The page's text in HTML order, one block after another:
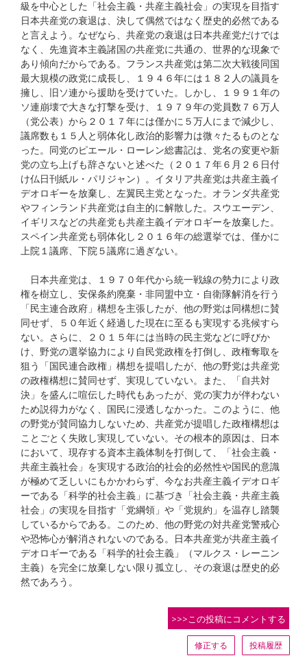
級を中心とした「社会主義・共産主義社会」の実現を目指す
日本共産党の衰退は、決して偶然ではなく歴史的必然である
と言えよう。なぜなら、共産党の衰退は日本共産党だけでは
なく、先進資本主義諸国の共産党に共通の、世界的な現象で
あり傾向だからである。フランス共産党は第二次大戦後同国
最大規模の政党に成長し、１９４６年には１８２人の議員を
擁し、旧ソ連から援助を受けていた。しかし、１９９１年の
ソ連崩壊で大きな打撃を受け、１９７９年の党員数７６万人
（党公表）から２０１７年には僅かに５万人にまで減少し、
議席数も１５人と弱体化し政治的影響力は微々たるものとな
った。同党のピエール・ローレン総書記は、党名の変更や新
党の立ち上げも辞さないと述べた（２０１７年６月２６日付
け仏日刊紙ル・パリジャン）。イタリア共産党は共産主義イ
デオロギーを放棄し、左翼民主党となった。オランダ共産党
やフィンランド共産党は自主的に解散した。スウエーデン、
イギリスなどの共産党も共産主義イデオロギーを放棄した。
スペイン共産党も弱体化し２０１６年の総選挙では、僅かに
上院１議席、下院５議席に過ぎない。
日本共産党は、１９７０年代から統一戦線の勢力により政
権を樹立し、安保条約廃棄・非同盟中立・自衛隊解消を行う
「民主連合政府」構想を主張したが、他の野党は同構想に賛
同せず、５０年近く経過した現在に至るも実現する兆候すら
ない。さらに、２０１５年には当時の民主党などに呼びか
け、野党の選挙協力により自民党政権を打倒し、政権奪取を
狙う「国民連合政権」構想を提唱したが、他の野党は共産党
の政権構想に賛同せず、実現していない。また、「自共対
決」を盛んに喧伝した時代もあったが、党の実力が伴わない
ため説得力がなく、国民に浸透しなかった。このように、他
の野党が賛同協力しないため、共産党が提唱した政権構想は
ことごとく失敗し実現していない。その根本的原因は、日本
において、現存する資本主義体制を打倒して、「社会主義・
共産主義社会」を実現する政治的社会的必然性や国民的意識
が極めて乏しいにもかかわらず、今なお共産主義イデオロギ
ーである「科学的社会主義」に基づき「社会主義・共産主義
社会」の実現を目指す「党綱領」や「党規約」を温存し踏襲
しているからである。このため、他の野党の対共産党警戒心
や恐怖心が解消されないのである。日本共産党が共産主義イ
デオロギーである「科学的社会主義」（マルクス・レーニン
主義）を完全に放棄しない限り孤立し、その衰退は歴史的必
然であろう。
>>>この投稿にコメントする
修正する 投稿履歴